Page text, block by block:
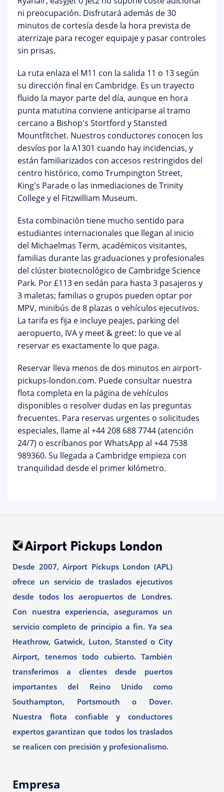
ni preocupación. Disfrutará además de30
minutos de cortesía desde la hora prevista de
aterrizaje para recoger equipaje y pasar controles
sin prisas.
La ruta enlaza el M11 con la salida 11 o 13 según
su dirección final en Cambridge. Es un trayecto
fluido la mayor parte del día, aunque en hora
punta matutina conviene anticiparse al tramo
cercano a Bishop's Stortford y Stansted
Mountfitchet. Nuestros conductores conocen los
desvíos por la A1301 cuando hay incidencias, y
están familiarizados con accesos restringidos del
centro histórico, como Trumpington Street,
King's Parade o las inmediaciones de Trinity
College y el Fitzwilliam Museum.
Esta combinación tiene mucho sentido para
estudiantes internacionales que llegan al inicio
del Michaelmas Term, académicos visitantes,
familias durante las graduaciones y profesionales
del clúster biotecnológico de Cambridge Science
Park. Por£113 en sedán para hasta 3 pasajeros y
3 maletas; familias o grupos pueden optar por
MPV, minibús de 8 plazas o vehículos ejecutivos.
La tarifa es fija e incluye peajes, parking del
aeropuerto, IVA y meet & greet: lo que ve al
reservar es exactamente lo que paga.
Reservar lleva menos de dos minutos en airport-
pickups-london.com. Puede consultar nuestra
flota completa en la página devehículos
disponibles o resolver dudas en las preguntas
frecuentes. Para reservas urgentes o solicitudes
especiales, llame al +44 208 688 7744(atención
24/7) o escríbanos por WhatsApp al +44 7538
989360. Su llegada a Cambridge empieza con
tranquilidad desde el primer kilómetro.
Desde 2007, Airport Pickups London (APL)
ofrece un servicio de traslados ejecutivos
desde todos los aeropuertos de Londres.
Con nuestra experiencia, aseguramos un
servicio completo de principio a fin. Ya sea
Heathrow, Gatwick, Luton, Stansted o City
Airport, tenemos todo cubierto. También
transferimos a clientes desde puertos
importantes del Reino Unido como
Southampton, Portsmouth o Dover.
Nuestra flota confiable y conductores
expertos garantizan que todos los traslados
se realicen con precisión y profesionalismo.
Empresa